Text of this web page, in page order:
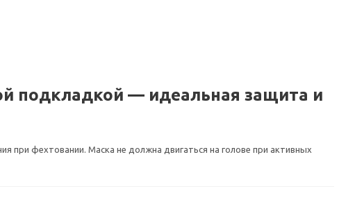
подкладкой — идеальная защита и
при фехтовании. Маска не должна двигаться на голове при активных